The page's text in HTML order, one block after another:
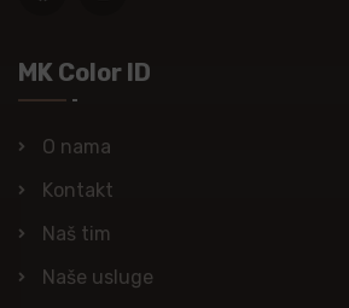
MK Color ID
O nama
Kontakt
Naš tim
Naše usluge